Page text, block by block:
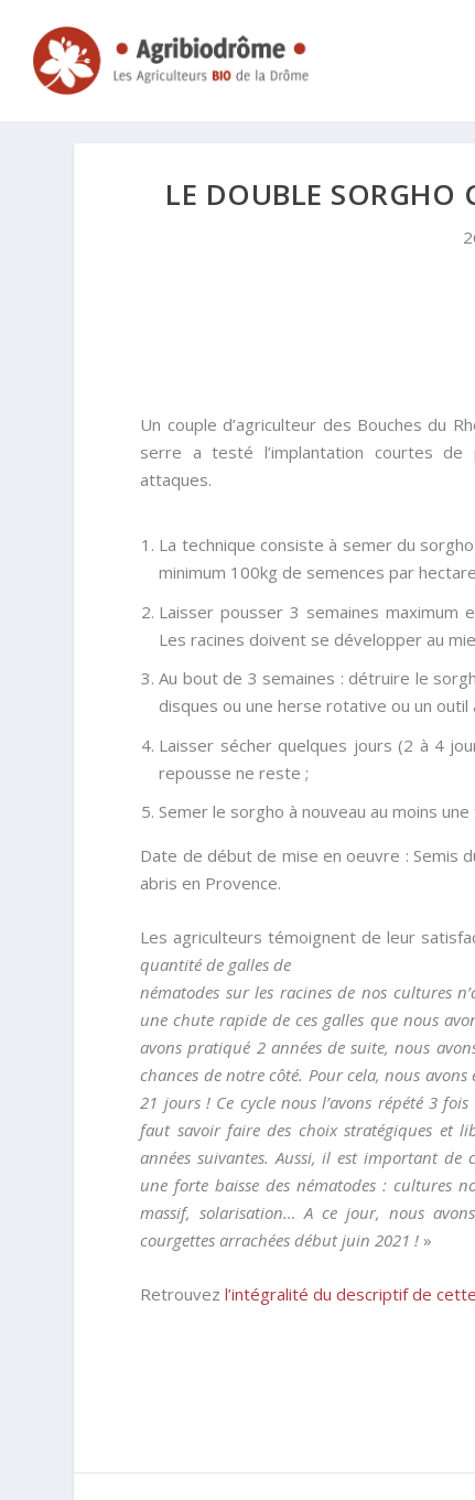
LE DOUBLE SORGHO
Un couple d’agriculteur des Bouches du
serre a testé l’implantation courtes de
attaques.
La technique consiste à semer du
minimum 100kg de semences par
Laisser pousser 3 semaines maximum
Les racines doivent se développer au
Au bout de 3 semaines : détruire le
disques ou une herse rotative ou un
Laisser sécher quelques jours (2 à 4
repousse ne reste ;
Semer le sorgho à nouveau au moins
Date de début de mise en oeuvre : Semis
abris en Provence.
Les agriculteurs témoignent de leur
quantité de galles de
nématodes sur les racines de nos cultures
une chute rapide de ces galles que nous
avons pratiqué 2 années de suite, nous
chances de notre côté. Pour cela, nous
21 jours ! Ce cycle nous l’avons répété 3
faut savoir faire des choix stratégiques et
années suivantes. Aussi, il est important
une forte baisse des nématodes : cultures
massif, solarisation… A ce jour, nous
courgettes arrachées début juin 2021 ! »
Retrouvezl’intégralité du descriptif de